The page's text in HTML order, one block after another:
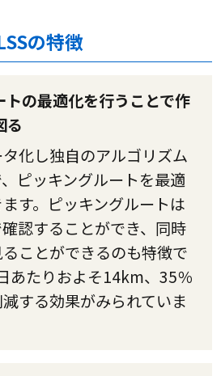
の特徴
トの最適化を行うことで作
る
化し独自のアルゴリズム
ピッキングルートを最適
す。ピッキングルートは
認することができ、同時
ことができるのも特徴で
あたりおよそ14km、35％
する効果がみられていま